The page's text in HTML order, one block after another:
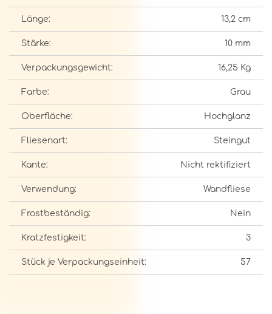
Länge: 13,2 cm
Stärke: 10 mm
Verpackungsgewicht: 16,25 Kg
Farbe: Grau
Oberfläche: Hochglanz
Fliesenart: Steingut
Kante: Nicht rektifiziert
Verwendung: Wandfliese
Frostbeständig: Nein
Kratzfestigkeit: 3
Stück je Verpackungseinheit: 57